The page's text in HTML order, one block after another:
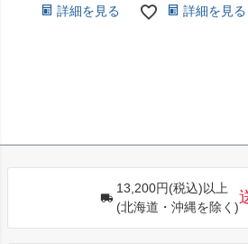
詳細を見る 詳細を見る
13,200円(税込)以上
(北海道・沖縄を除く)